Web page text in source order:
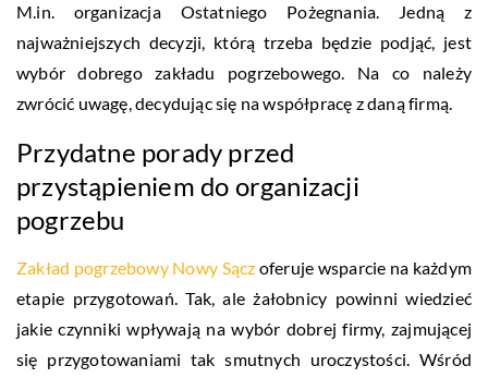
M.in. organizacja Ostatniego Pożegnania. Jedną z
najważniejszych decyzji, którą trzeba będzie podjąć, jest
wybór dobrego zakładu pogrzebowego. Na co należy
zwrócić uwagę, decydując się na współpracę z daną firmą.
Przydatne porady przed
przystąpieniem do organizacji
pogrzebu
Zakład pogrzebowy Nowy Sącz oferuje wsparcie na każdym
etapie przygotowań. Tak, ale żałobnicy powinni wiedzieć
jakie czynniki wpływają na wybór dobrej firmy, zajmującej
się przygotowaniami tak smutnych uroczystości. Wśród